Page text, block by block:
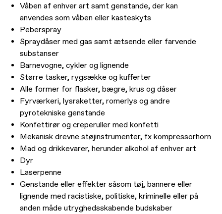
Våben af enhver art samt genstande, der kan
anvendes som våben eller kasteskyts
Peberspray
Spraydåser med gas samt ætsende eller farvende
substanser
Barnevogne, cykler og lignende
Større tasker, rygsække og kufferter
Alle former for flasker, bægre, krus og dåser
Fyrværkeri, lysraketter, romerlys og andre
pyrotekniske genstande
Konfettirør og creperuller med konfetti
Mekanisk drevne støjinstrumenter, fx kompressorhorn
Mad og drikkevarer, herunder alkohol af enhver art
Dyr
Laserpenne
Genstande eller effekter såsom tøj, bannere eller
lignende med racistiske, politiske, kriminelle eller på
anden måde utryghedsskabende budskaber